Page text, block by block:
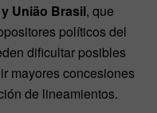
União Brasil, que
políticos del
dificultar posibles
mayores concesiones
de lineamientos.